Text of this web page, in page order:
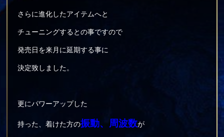
さらに進化したアイテムへと
チューニングするとの事ですので
発売日を来月に延期する事に
決定致しました。
更にパワーアップした
持った、着けた方の振動、周波数が